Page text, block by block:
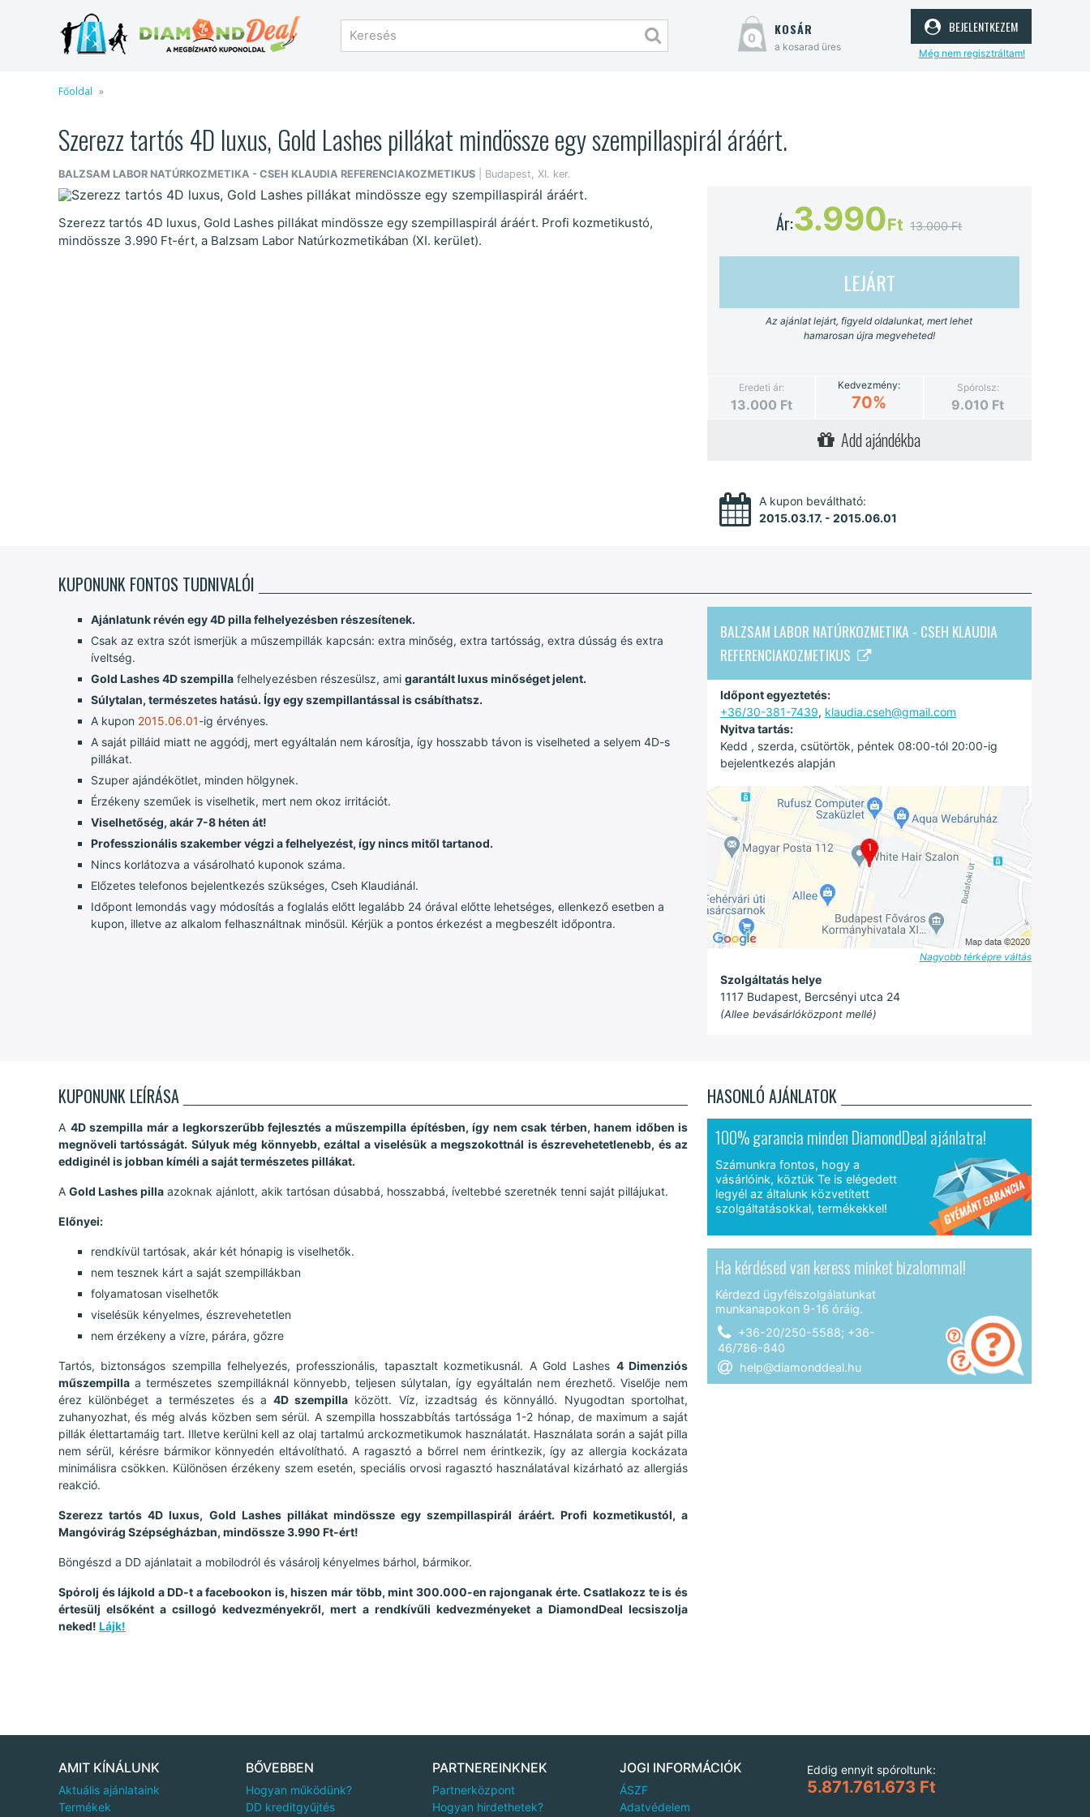
0 kosár
a kosarad üres
bejelentkezem
Még nem regisztráltam!
Főoldal
Szerezz tartós 4D luxus, Gold Lashes pillákat mindössze egy szempillaspirál áráért.
BALZSAM LABOR NATÚRKOZMETIKA - CSEH KLAUDIA REFERENCIAKOZMETIKUS | Budapest, XI. ker.
Szerezz tartós 4D luxus, Gold Lashes pillákat mindössze egy szempillaspirál áráért. Profi kozmetikustó,
mindössze 3.990 Ft-ért, a Balzsam Labor Natúrkozmetikában (XI. kerület).
Ár:3.990Ft 13.000 Ft
LEJÁRT
Az ajánlat lejárt, figyeld oldalunkat, mert lehet
hamarosan újra megveheted!
Eredeti ár:
13.000 Ft
Kedvezmény:
70%
Spórolsz:
9.010 Ft
Add ajándékba
A kupon beváltható:
2015.03.17. - 2015.06.01
KUPONUNK FONTOS TUDNIVALÓI
Ajánlatunk révén egy 4D pilla felhelyezésben részesítenek.
Csak az extra szót ismerjük a műszempillák kapcsán: extra minőség, extra tartósság, extra dússág és extra
íveltség.
Gold Lashes 4D szempilla felhelyezésben részesülsz, ami garantált luxus minőséget jelent.
Súlytalan, természetes hatású. Így egy szempillantással is csábíthatsz.
A kupon 2015.06.01-ig érvényes.
A saját pilláid miatt ne aggódj, mert egyáltalán nem károsítja, így hosszabb távon is viselheted a selyem 4D-s
pillákat.
Szuper ajándékötlet, minden hölgynek.
Érzékeny szeműek is viselhetik, mert nem okoz irritációt.
Viselhetőség, akár 7-8 héten át!
Professzionális szakember végzi a felhelyezést, így nincs mitől tartanod.
Nincs korlátozva a vásárolható kuponok száma.
Előzetes telefonos bejelentkezés szükséges, Cseh Klaudiánál.
Időpont lemondás vagy módosítás a foglalás előtt legalább 24 órával előtte lehetséges, ellenkező esetben a
kupon, illetve az alkalom felhasználtnak minősül. Kérjük a pontos érkezést a megbeszélt időpontra.
BALZSAM LABOR NATÚRKOZMETIKA - CSEH KLAUDIA
REFERENCIAKOZMETIKUS
Időpont egyeztetés:
+36/30-381-7439, klaudia.cseh@gmail.com
Nyitva tartás:
Kedd , szerda, csütörtök, péntek 08:00-tól 20:00-ig
bejelentkezés alapján
Nagyobb térképre váltás
Szolgáltatás helye
1117 Budapest, Bercsényi utca 24
(Allee bevásárlóközpont mellé)
KUPONUNK LEÍRÁSA
A 4D szempilla már a legkorszerűbb fejlesztés a műszempilla építésben, így nem csak térben, hanem időben is
megnöveli tartósságát. Súlyuk még könnyebb, ezáltal a viselésük a megszokottnál is észrevehetetlenebb, és az
eddiginél is jobban kíméli a saját természetes pillákat.
A Gold Lashes pilla azoknak ajánlott, akik tartósan dúsabbá, hosszabbá, íveltebbé szeretnék tenni saját pillájukat.
Előnyei:
rendkívül tartósak, akár két hónapig is viselhetők.
nem tesznek kárt a saját szempillákban
folyamatosan viselhetők
viselésük kényelmes, észrevehetetlen
nem érzékeny a vízre, párára, gőzre
Tartós, biztonságos szempilla felhelyezés, professzionális, tapasztalt kozmetikusnál. A Gold Lashes 4 Dimenziós
műszempilla a természetes szempilláknál könnyebb, teljesen súlytalan, így egyáltalán nem érezhető. Viselője nem
érez különbéget a természetes és a 4D szempilla között. Víz, izzadtság és könnyálló. Nyugodtan sportolhat,
zuhanyozhat, és még alvás közben sem sérül. A szempilla hosszabbítás tartóssága 1-2 hónap, de maximum a saját
pillák élettartamáig tart. Illetve kerülni kell az olaj tartalmú arckozmetikumok használatát. Használata során a saját pilla
nem sérül, kérésre bármikor könnyedén eltávolítható. A ragasztó a bőrrel nem érintkezik, így az allergia kockázata
minimálisra csökken. Különösen érzékeny szem esetén, speciális orvosi ragasztó használatával kizárható az allergiás
reakció.
Szerezz tartós 4D luxus, Gold Lashes pillákat mindössze egy szempillaspirál áráért. Profi kozmetikustól, a
Mangóvirág Szépségházban, mindössze 3.990 Ft-ért!
Böngészd a DD ajánlatait a mobilodról és vásárolj kényelmes bárhol, bármikor.
Spórolj és lájkold a DD-t a facebookon is, hiszen már több, mint 300.000-en rajonganak érte. Csatlakozz te is és
értesülj elsőként a csillogó kedvezményekről, mert a rendkívűli kedvezményeket a DiamondDeal lecsiszolja
neked! Lájk!
HASONLÓ AJÁNLATOK
100% garancia minden DiamondDeal ajánlatra!
Számunkra fontos, hogy a
vásárlóink, köztük Te is elégedett
legyél az általunk közvetített
szolgáltatásokkal, termékekkel!
Ha kérdésed van keress minket bizalommal!
Kérdezd ügyfélszolgálatunkat
munkanapokon 9-16 óráig.
+36-20/250-5588; +36-
46/786-840
help@diamonddeal.hu
AMIT KÍNÁLUNK
Aktuális ajánlataink
Termékek
BŐVEBBEN
Hogyan működünk?
DD kreditgyűjtés
PARTNEREINKNEK
Partnerközpont
Hogyan hirdethetek?
JOGI INFORMÁCIÓK
ÁSZF
Adatvédelem
Eddig ennyit spóroltunk:
5.871.761.673 Ft